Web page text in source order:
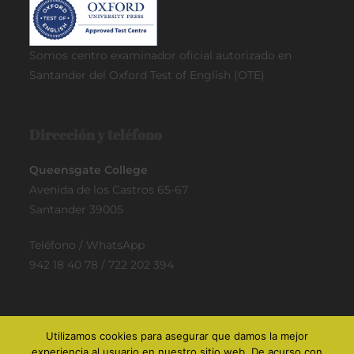
Somos centro examinador oficial autorizado en
Santander del Oxford Test of English (OTE)
Queensgate College
Avenida de los Castros 65-67
Santander 39005
Teléfono / WhatsApp
942 18 40 78 / 722 202 394
Utilizamos cookies para asegurar que damos la mejor